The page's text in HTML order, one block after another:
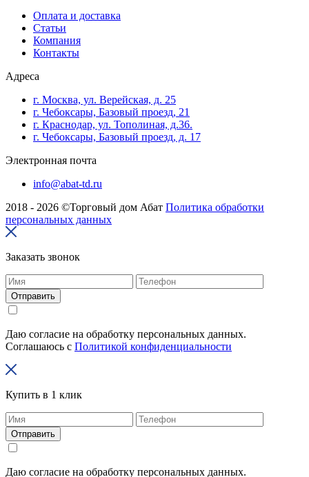
Оплата и доставка
Cтатьи
Компания
Контакты
Адреса
г. Москва, ул. Верейская, д. 25
г. Чебоксары, Базовый проезд, 21
г. Краснодар, ул. Тополиная, д.36.
г. Чебоксары, Базовый проезд, д. 17
Электронная почта
info@abat-td.ru
2018 - 2026 ©Торговый дом Абат Политика обработки
персональных данных
Заказать звонок
Отправить
Даю согласие на обработку персональных данных.
Соглашаюсь с Политикой конфиденциальности
Купить в 1 клик
Отправить
Даю согласие на обработку персональных данных.